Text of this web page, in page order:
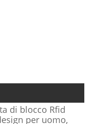
di blocco Rfid
per uomo,